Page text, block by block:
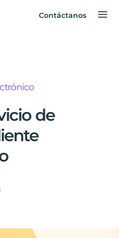
Contáctanos
de